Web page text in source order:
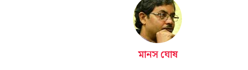
মানস ঘোষ